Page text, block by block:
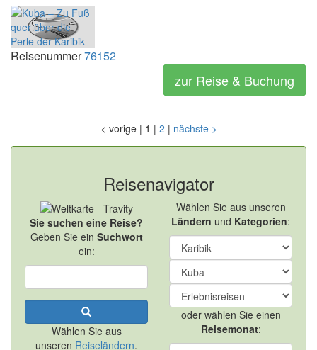
Reisenummer76152
zur Reise & Buchung
< vorige | 1 | 2 | nächste >
Reisenavigator
Sie suchen eine Reise?
Geben Sie ein Suchwort
ein:
Wählen Sie aus
unseren Reiseländern.
Wählen Sie aus unseren
Ländern und Kategorien:
oder wählen Sie einen
Reisemonat: